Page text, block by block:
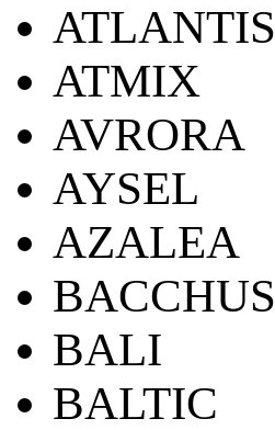
ATLANTIS
ATMIX
AVRORA
AYSEL
AZALEA
BACCHUS
BALI
BALTIC